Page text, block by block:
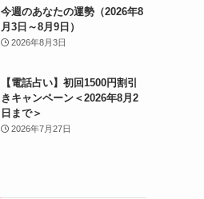
今週のあなたの運勢（2026年8
月3日～8月9日）
2026年8月3日
【電話占い】初回1500円割引
きキャンペーン＜2026年8月2
日まで＞
2026年7月27日